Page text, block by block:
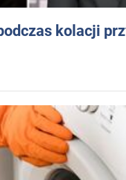
kolacji